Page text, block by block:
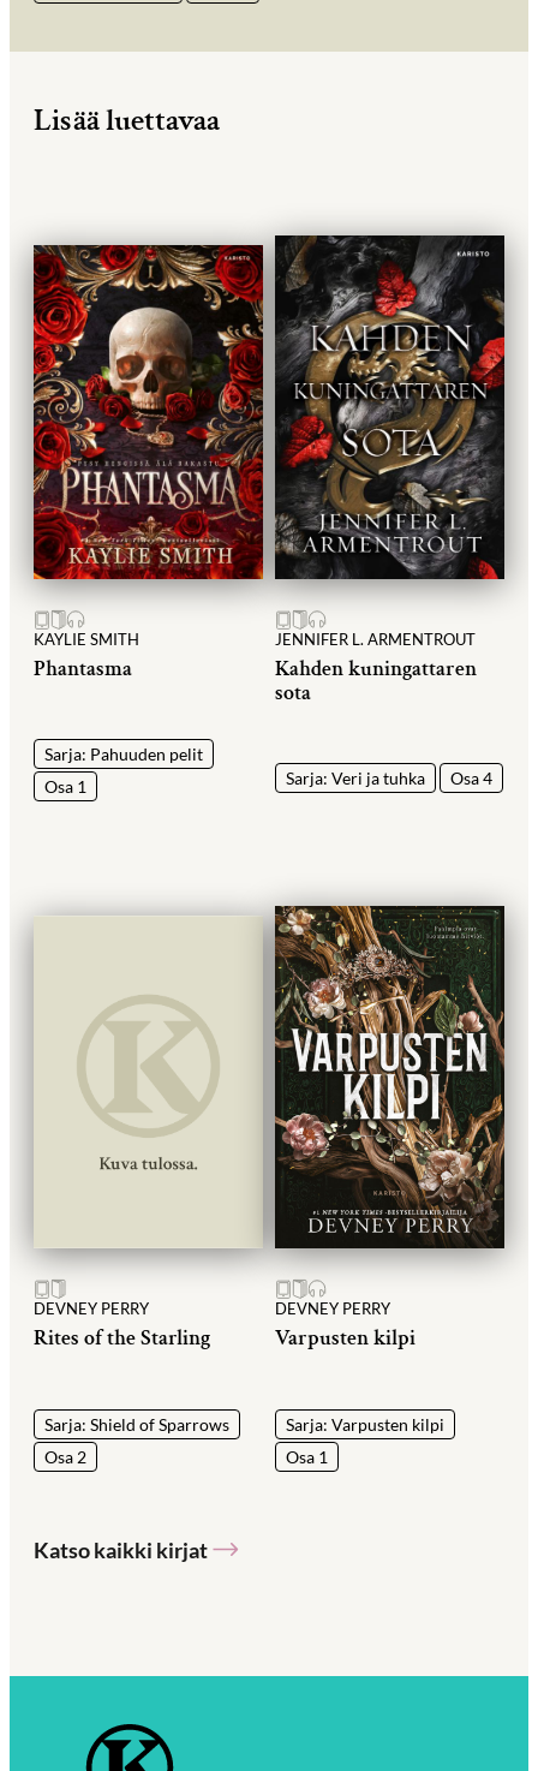
Lisää luettavaa
KAYLIE SMITH
Phantasma
Sarja: Pahuuden pelit
Osa 1
JENNIFER L. ARMENTROUT
Kahden kuningattaren
sota
Sarja: Veri ja tuhka Osa 4
DEVNEY PERRY
Rites of the Starling
Sarja: Shield of Sparrows
Osa 2
DEVNEY PERRY
Varpusten kilpi
Sarja: Varpusten kilpi
Osa 1
Katso kaikki kirjat